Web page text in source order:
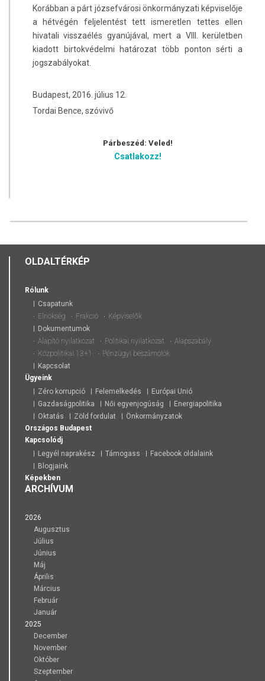
Korábban a párt józsefvárosi önkormányzati képviselője
a hétvégén feljelentést tett ismeretlen tettes ellen
hivatali visszaélés gyanújával, mert a VIII. kerületben
kiadott birtokvédelmi határozat több ponton sérti a
jogszabályokat.
Budapest, 2016. július 12.
Tordai Bence, szóvivő
Párbeszéd: Veled!
Csatlakozz!
OLDALTÉRKÉP
Rólunk
Csapatunk
Elnökség
Frakció
Képviselők
Dokumentumok
Alapító nyilatkozat
Politikai nyilatkozat
Alapszabály
Közpolitikai 13+1
Pénzügyi beszámolók
Kapcsolat
Ügyeink
Zéro korrupció
Felemelkedés
Európai Unió
Gazdaságpolitika
Női egyenjogúság
Energiapolitika
Oktatás
Zöld fordulat
Önkormányzatok
Országos Budapest
Kapcsolódj
Legyél naprakész
Támogass
Facebook oldalaink
Blogjaink
Képekben
ARCHÍVUM
2026
Augusztus
Július
Június
Máj
Április
Március
Február
Január
2025
December
November
Október
Szeptember